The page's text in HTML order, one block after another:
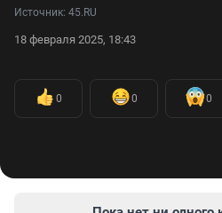
Источник: 45.RU
18 февраля 2025, 18:43
0 0 0